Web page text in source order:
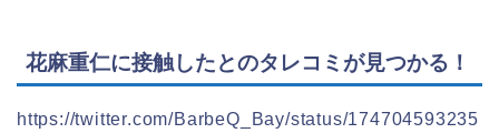
花麻重仁に接触したとのタレコミが見つかる！
https://twitter.com/BarbeQ_Bay/status/174704593235